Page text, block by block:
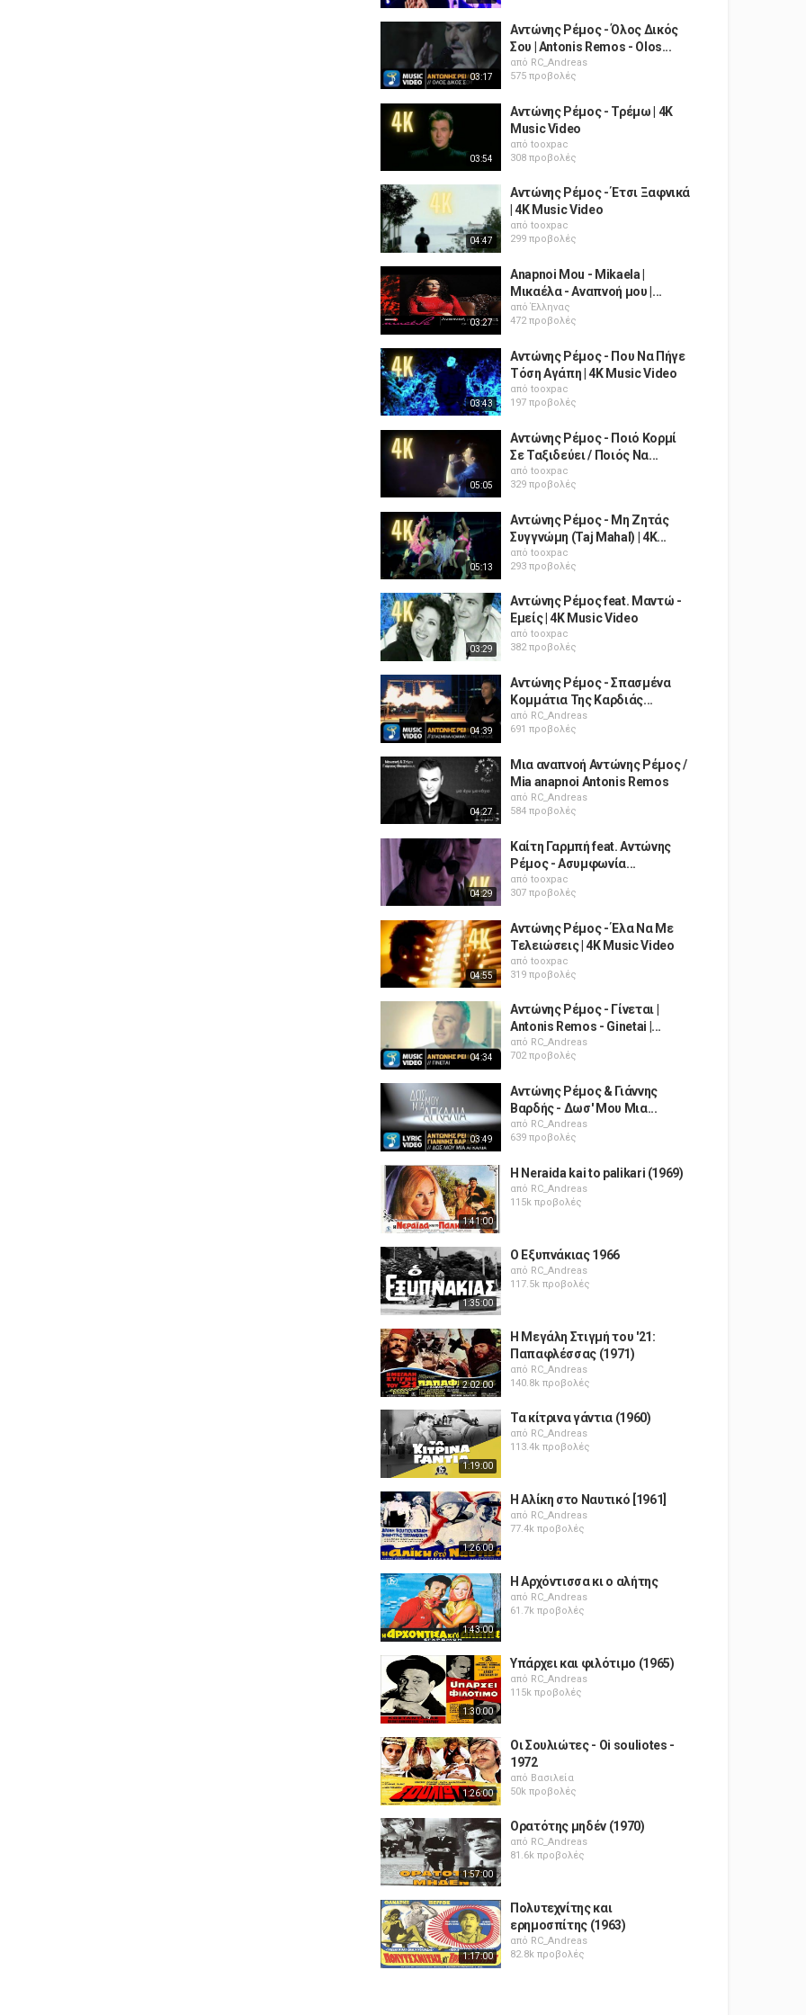
03:17
Αντώνης Ρέμος - Όλος Δικός
Σου | Antonis Remos - Olos...
από RC_Andreas
575 προβολές
03:54
Αντώνης Ρέμος - Τρέμω | 4K
Music Video
από tooxpac
308 προβολές
04:47
Αντώνης Ρέμος - Έτσι Ξαφνικά
| 4K Music Video
από tooxpac
299 προβολές
03:27
Anapnoi Mou - Mikaela |
Μικαέλα - Αναπνοή μου |...
απόΈλληνας
472 προβολές
03:43
Αντώνης Ρέμος - Που Να Πήγε
Τόση Αγάπη | 4K Music Video
από tooxpac
197 προβολές
05:05
Αντώνης Ρέμος - Ποιό Κορμί
Σε Ταξιδεύει / Ποιός Να...
από tooxpac
329 προβολές
05:13
Αντώνης Ρέμος - Μη Ζητάς
Συγγνώμη (Taj Mahal) | 4K...
από tooxpac
293 προβολές
03:29
Αντώνης Ρέμος feat. Μαντώ -
Εμείς | 4K Music Video
από tooxpac
382 προβολές
04:39
Αντώνης Ρέμος - Σπασμένα
Κομμάτια Της Καρδιάς...
από RC_Andreas
691 προβολές
04:27
Μια αναπνοή Αντώνης Ρέμος /
Mia anapnoi Antonis Remos
από RC_Andreas
584 προβολές
04:29
Καίτη Γαρμπή feat. Αντώνης
Ρέμος - Ασυμφωνία...
από tooxpac
307 προβολές
04:55
Αντώνης Ρέμος - Έλα Να Με
Τελειώσεις | 4K Music Video
από tooxpac
319 προβολές
04:34
Αντώνης Ρέμος - Γίνεται |
Antonis Remos - Ginetai |...
από RC_Andreas
702 προβολές
03:49
Αντώνης Ρέμος & Γιάννης
Βαρδής - Δωσ' Μου Μια...
από RC_Andreas
639 προβολές
1:41:00
H Neraida kai to palikari (1969)
από RC_Andreas
115k προβολές
1:35:00
Ο Εξυπνάκιας 1966
από RC_Andreas
117.5k προβολές
2:02:00
Η Μεγάλη Στιγμή του '21:
Παπαφλέσσας (1971)
από RC_Andreas
140.8k προβολές
1:19:00
Τα κίτρινα γάντια (1960)
από RC_Andreas
113.4k προβολές
1:26:00
Η Αλίκη στο Ναυτικό [1961]
από RC_Andreas
77.4k προβολές
1:43:00
Η Αρχόντισσα κι ο αλήτης
από RC_Andreas
61.7k προβολές
1:30:00
Υπάρχει και φιλότιμο (1965)
από RC_Andreas
115k προβολές
1:26:00
Οι Σουλιώτες - Oi souliotes -
1972
από Βασιλεία
50k προβολές
1:57:00
Ορατότης μηδέν (1970)
από RC_Andreas
81.6k προβολές
1:17:00
Πολυτεχνίτης και
ερημοσπίτης (1963)
από RC_Andreas
82.8k προβολές